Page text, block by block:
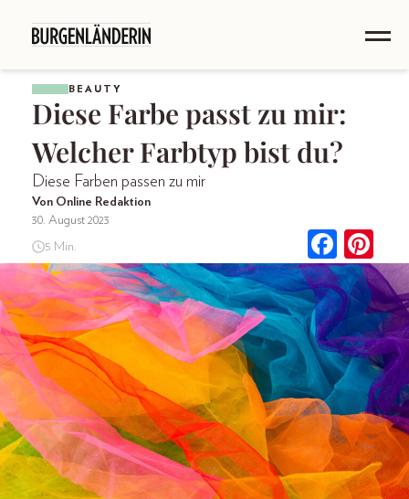
BEAUTY
Diese Farbe passt zu mir:
Welcher Farbtyp bist du?
Diese Farben passen zu mir
Von Online Redaktion
30. August 2023
5 Min.